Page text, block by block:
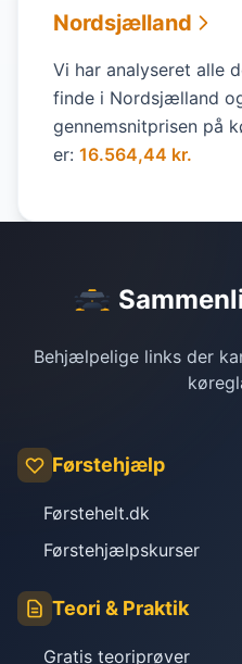
Nordsjælland
Vi har analyseret alle
finde i Nordsjælland
gennemsnitprisen på
er: 16.564,44 kr.
Behjælpelige links der
Førstehjælp
Førstehelt.dk
Førstehjælpskurser
Teori & Praktik
Gratis teoriprøver